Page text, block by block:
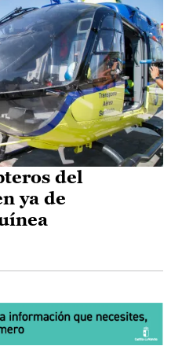
del
ya de